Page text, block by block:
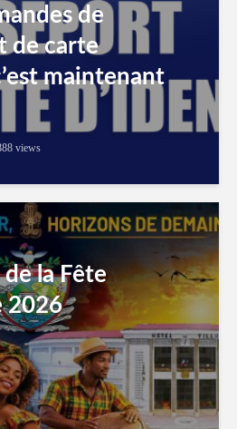
de
de carte
maintenant
views
la Fête
2026